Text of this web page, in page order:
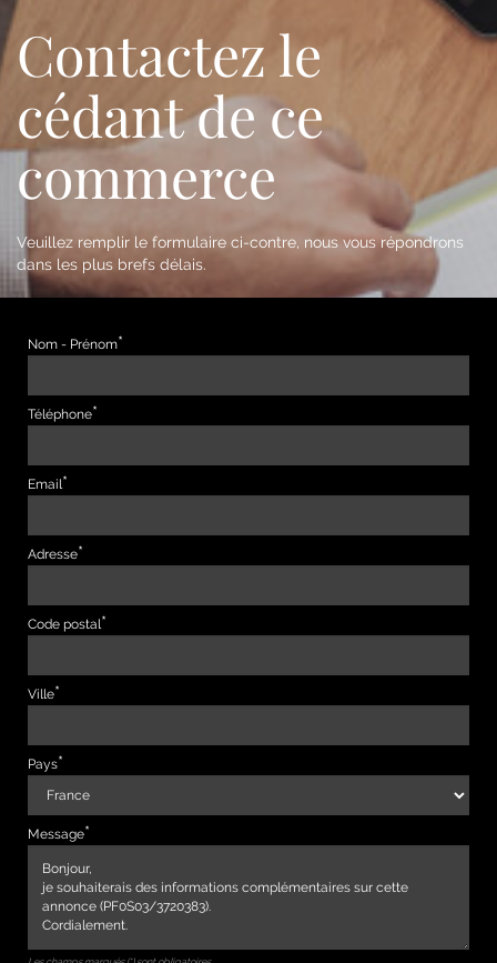
Contactez le
cédant de ce
commerce
Veuillez remplir le formulaire ci-contre, nous vous répondrons
dans les plus brefs délais.
Nom - Prénom
Téléphone
Email
Adresse
Code postal
Ville
Pays
Message